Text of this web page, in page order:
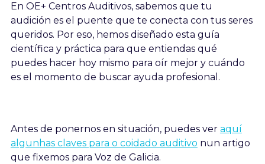
En OE+ Centros Auditivos, sabemos que tu
audición es el puente que te conecta con tus seres
queridos. Por eso, hemos diseñado esta guía
científica y práctica para que entiendas qué
puedes hacer hoy mismo para oír mejor y cuándo
es el momento de buscar ayuda profesional.
Antes de ponernos en situación, puedes ver aquí
algunhas claves para o coidado auditivo nun artigo
que fixemos para Voz de Galicia.